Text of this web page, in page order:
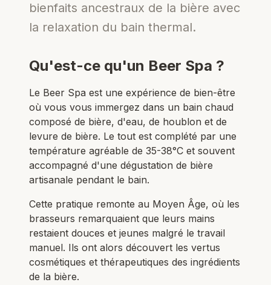
bienfaits ancestraux de la bière avec
la relaxation du bain thermal.
Qu'est-ce qu'un Beer Spa ?
Le Beer Spa est une expérience de bien-être
où vous vous immergez dans un bain chaud
composé de bière, d'eau, de houblon et de
levure de bière. Le tout est complété par une
température agréable de 35-38°C et souvent
accompagné d'une dégustation de bière
artisanale pendant le bain.
Cette pratique remonte au Moyen Âge, où les
brasseurs remarquaient que leurs mains
restaient douces et jeunes malgré le travail
manuel. Ils ont alors découvert les vertus
cosmétiques et thérapeutiques des ingrédients
de la bière.